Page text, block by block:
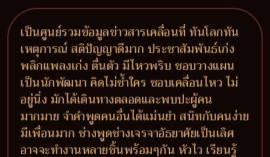
เป็นศูนย์รวมข้อมูลข่าวสารเคลื่อนที่ ทันโลกทัน
เหตุการณ์ สติปัญญาดีมาก ประชาสัมพันธ์เก่ง
พลิกแพลงเก่ง ตื่นตัว มีไหวพริบ ชอบวางแผน
เป็นนักพัฒนา คิดไม่ซ้ำใคร ชอบเคลื่อนไหว ไม่
อยู่นิ่ง มักได้เดินทางตลอดและพบปะผู้คน
มากมาย จำคำพูดคนอื่นได้แม่นยำ สนิทกับคนง่าย
มีเพื่อนมาก ช่างพูดช่างเจรจาอัธยาศัยเป็นเลิศ
อาจจะทำงานหลายชิ้นพร้อมๆกัน หัวไว เรียนรู้